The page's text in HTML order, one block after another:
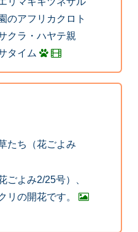
のアフリカクロト
クラ・ハヤテ親
タイム
たち（花ごよみ
ごよみ2/25号）、
リの開花です。